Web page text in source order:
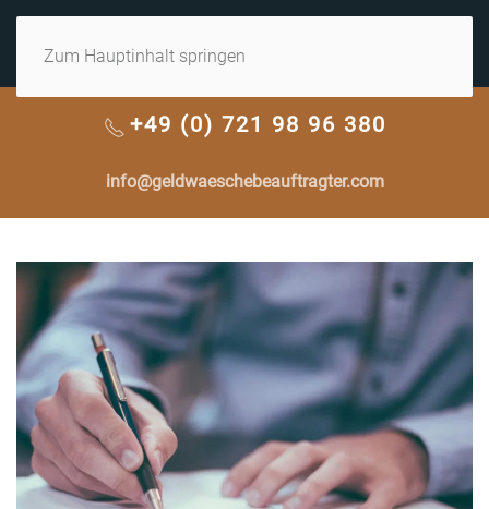
Zum Hauptinhalt springen
+49 (0) 721 98 96 380
info@geldwaeschebeauftragter.com